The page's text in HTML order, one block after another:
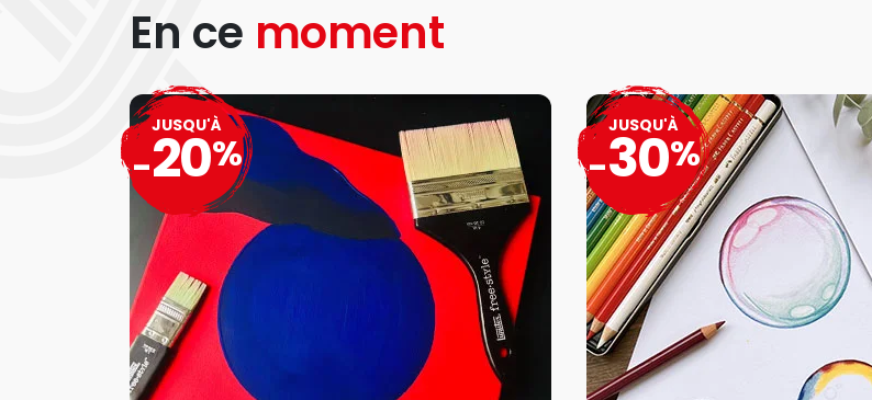
En ce moment
JUSQU'À
-20%
JUSQU'À
-30%